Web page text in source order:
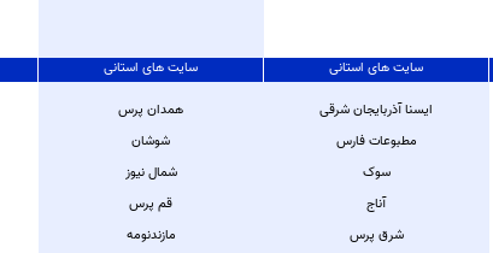
سایت های استانی
ایسنا آذربایجان شرقی
مطبوعات فارس
سوک
آناج
شرق پرس
سایت های استانی
همدان پرس
شوشان
شمال نیوز
قم پرس
مازندنومه